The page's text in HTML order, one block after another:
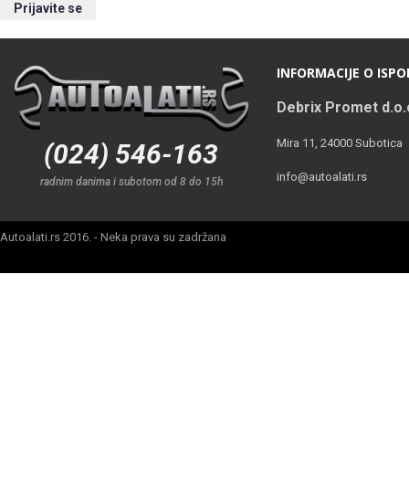
(024) 546-163
radnim danima i subotom od 8 do 15h
INFORMACIJE O
Debrix Promet
Mira 11, 24000 Subotica
info@autoalati.rs
Autoalati.rs 2016. - Neka prava su zadržana